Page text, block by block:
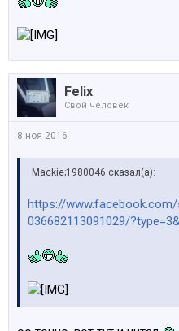
Felix
Свой человек
8 ноя 2016
Mackie;1980046 сказал(а):
https://www.facebook.com/
036682113091029/